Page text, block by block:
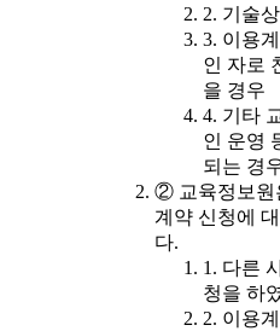
2. 기술
3. 이용
인 자로
을 경우
4. 기타
인 운영
되는 경
② 교육정보원
계약 신청에
다.
1. 다른
청을 하
2. 이용